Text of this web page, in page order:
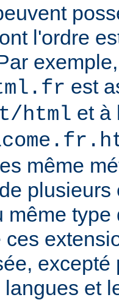
l'ordre
est
html et à
même
plusieurs
même
ces
excepté
et